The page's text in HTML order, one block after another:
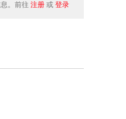
。前往 注册 或 登录